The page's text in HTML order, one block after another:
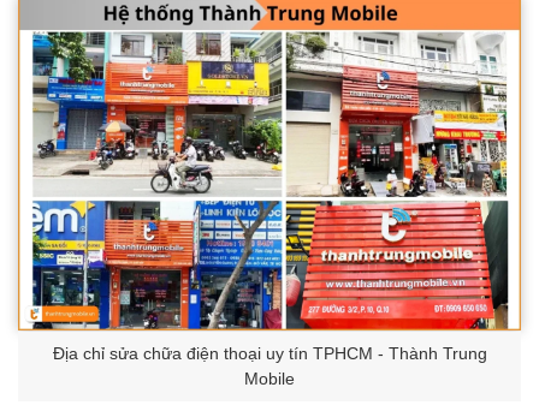
Địa chỉ sửa chữa điện thoại uy tín TPHCM - Thành Trung
Mobile